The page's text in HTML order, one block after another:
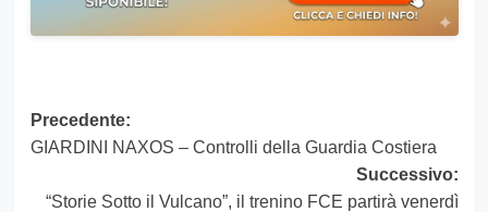
Navigazione
articolo
Precedente:
GIARDINI NAXOS – Controlli della Guardia Costiera
Successivo:
“Storie Sotto il Vulcano”, il trenino FCE partirà venerdì